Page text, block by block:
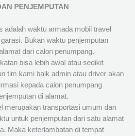
PENJEMPUTAN
adalah waktu armada mobil travel
Bukan waktu penjemputan
dari calon penumpang.
bisa lebih awal atau sedikit
tim kami baik admin atau driver akan
kepada calon penumpang
di alamat.
merupakan transportasi umum dan
untuk penjemputan dari satu alamat
Maka keterlambatan di tempat